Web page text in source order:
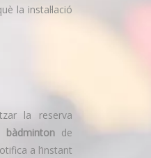
la instal·lació
la reserva
bàdmintonde
a l’instant